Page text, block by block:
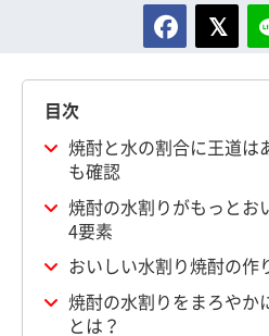
目次
焼酎と水の割合に王道は
も確認
焼酎の水割りがもっとお
4要素
おいしい水割り焼酎の作
焼酎の水割りをまろやか
とは？